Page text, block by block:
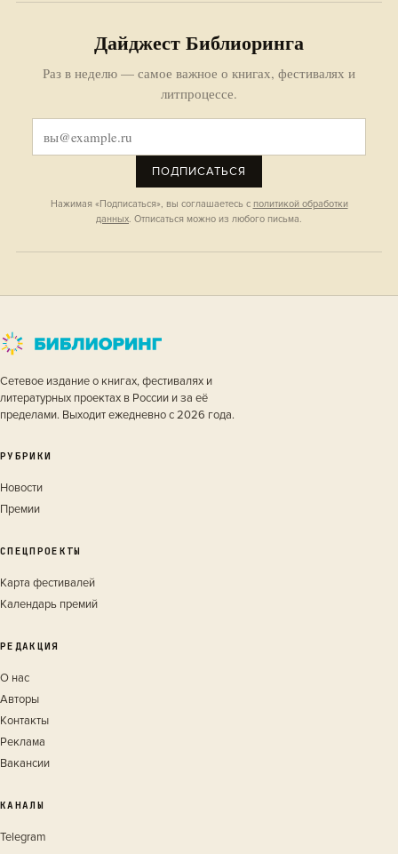
Дайджест Библиоринга
Раз в неделю — самое важное о книгах, фестивалях и
литпроцессе.
ПОДПИСАТЬСЯ
Нажимая «Подписаться», вы соглашаетесь с политикой обработки
данных. Отписаться можно из любого письма.
Сетевое издание о книгах, фестивалях и
литературных проектах в России и за её
пределами. Выходит ежедневно с 2026 года.
РУБРИКИ
Новости
Премии
СПЕЦПРОЕКТЫ
Карта фестивалей
Календарь премий
РЕДАКЦИЯ
О нас
Авторы
Контакты
Реклама
Вакансии
КАНАЛЫ
Telegram